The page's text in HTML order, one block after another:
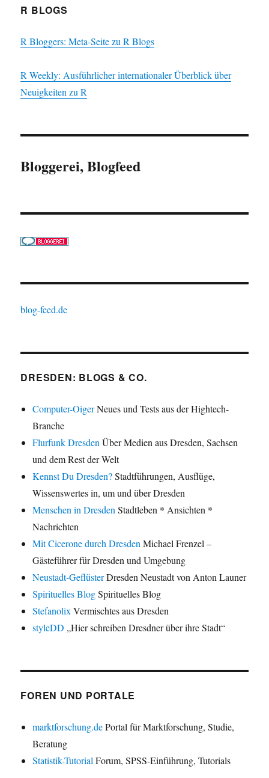
R BLOGS
R Bloggers: Meta-Seite zu R Blogs
R Weekly: Ausführlicher internationaler Überblick über
Neuigkeiten zu R
Bloggerei, Blogfeed
blog-feed.de
DRESDEN: BLOGS & CO.
Computer-OigerNeues und Tests aus der Hightech-
Branche
Flurfunk Dresden Über Medien aus Dresden, Sachsen
und dem Rest der Welt
Kennst Du Dresden?Stadtführungen, Ausflüge,
Wissenswertes in, um und über Dresden
Menschen in Dresden Stadtleben * Ansichten *
Nachrichten
Mit Cicerone durch Dresden Michael Frenzel –
Gästeführer für Dresden und Umgebung
Neustadt-GeflüsterDresden Neustadt von Anton Launer
Spirituelles BlogSpirituelles Blog
Stefanolix Vermischtes aus Dresden
styleDD „Hier schreiben Dresdner über ihre Stadt“
FOREN UND PORTALE
marktforschung.dePortal für Marktforschung, Studie,
Beratung
Statistik-Tutorial Forum, SPSS-Einführung, Tutorials